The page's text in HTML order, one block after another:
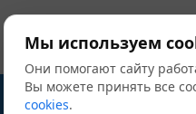
Акции
Мы используем
Они помогают сайту
Вы можете принять все
cookies.